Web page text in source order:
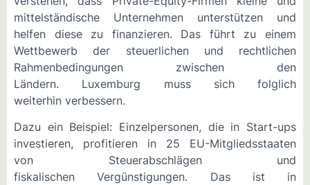
mittelständische Unternehmen unterstützen und
helfen diese zu finanzieren. Das führt zu einem
Wettbewerb der steuerlichen und rechtlichen
Rahmenbedingungen zwischen den
Ländern. Luxemburg muss sich folglich
weiterhin verbessern.
Dazu ein Beispiel: Einzelpersonen, die in Start-ups
investieren, profitieren in 25 EU-Mitgliedsstaaten
von Steuerabschlägen und
fiskalischen Vergünstigungen. Das ist in